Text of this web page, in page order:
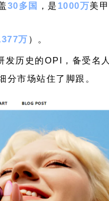
30多国 ，是 1000万美
万 ）。
历史的OPI，备受名
市场站住了脚跟。